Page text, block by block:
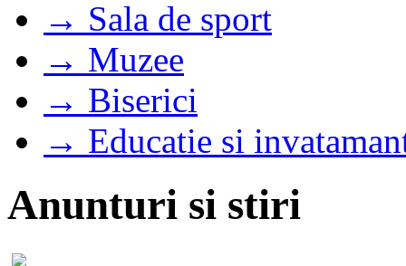
→ Sala de sport
→ Muzee
→ Biserici
→ Educatie si
Anunturi si stiri